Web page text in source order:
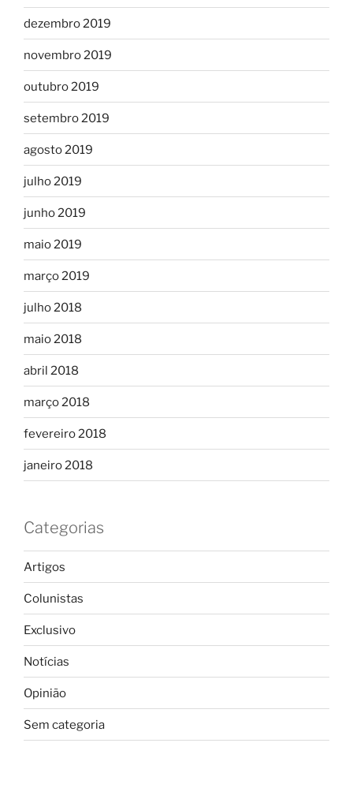
dezembro 2019
novembro 2019
outubro 2019
setembro 2019
agosto 2019
julho 2019
junho 2019
maio 2019
março 2019
julho 2018
maio 2018
abril 2018
março 2018
fevereiro 2018
janeiro 2018
Categorias
Artigos
Colunistas
Exclusivo
Notícias
Opinião
Sem categoria